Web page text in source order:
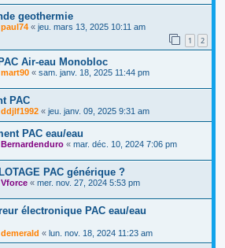
geothermie
paul74 « jeu. mars 13, 2025 10:11 am
1 2
Air-eau Monobloc
mart90 « sam. janv. 18, 2025 11:44 pm
PAC
ddjlf1992 « jeu. janv. 09, 2025 9:31 am
PAC eau/eau
Bernardenduro « mar. déc. 10, 2024 7:06 pm
PAC générique ?
Vforce « mer. nov. 27, 2024 5:53 pm
électronique PAC eau/eau
demerald « lun. nov. 18, 2024 11:23 am